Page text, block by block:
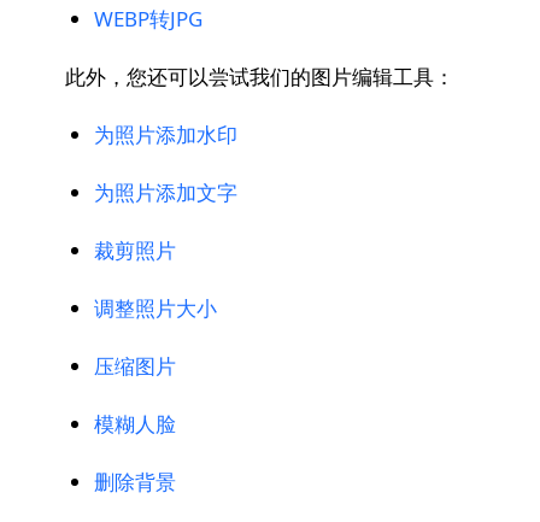
WEBP转JPG
此外，您还可以尝试我们的图片编辑工具：
为照片添加水印
为照片添加文字
裁剪照片
调整照片大小
压缩图片
模糊人脸
删除背景